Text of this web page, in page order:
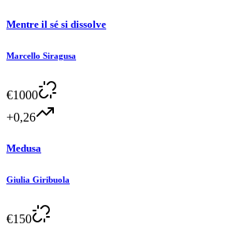
Mentre il sé si dissolve
Marcello Siragusa
€1000
+0,26
Medusa
Giulia Giribuola
€150